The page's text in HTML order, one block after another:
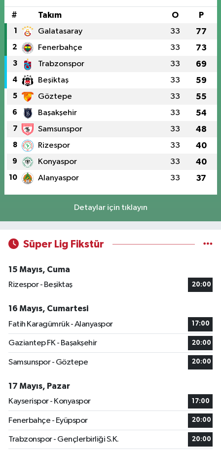
# Takım O P
1 Galatasaray 33 77
2 Fenerbahçe 33 73
3 Trabzonspor 33 69
4 Beşiktaş 33 59
5 Göztepe 33 55
6 Başakşehir 33 54
7 Samsunspor 33 48
8 Rizespor 33 40
9 Konyaspor 33 40
10 Alanyaspor 33 37
Detaylar için tıklayın
Süper Lig Fikstür
15 Mayıs, Cuma
Rizespor - Beşiktaş
20:00
16 Mayıs, Cumartesi
Fatih Karagümrük - Alanyaspor
17:00
Gaziantep FK - Başakşehir 20:00
Samsunspor - Göztepe 20:00
17 Mayıs, Pazar
Kayserispor - Konyaspor
17:00
Fenerbahçe - Eyüpspor 20:00
Trabzonspor - Gençlerbirliği S.K. 20:00